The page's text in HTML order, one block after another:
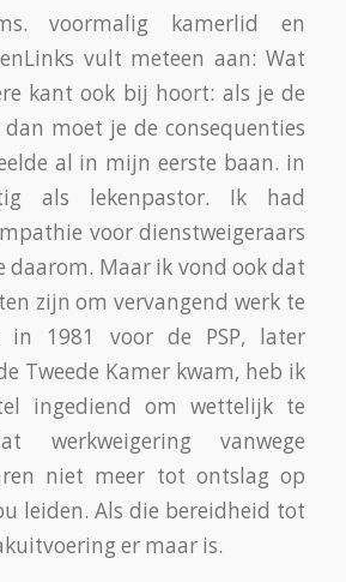
voormalig kamerlid en
vult meteen aan: Wat
kant ook bij hoort: als je de
moet je de consequenties
al in mijn eerste baan. in
als lekenpastor. Ik had
voor dienstweigeraars
daarom. Maar ik vond ook dat
zijn om vervangend werk te
in 1981 voor de PSP, later
Tweede Kamer kwam, heb ik
ingediend om wettelijk te
werkweigering vanwege
niet meer tot ontslag op
leiden. Als die bereidheid tot
er maar is.